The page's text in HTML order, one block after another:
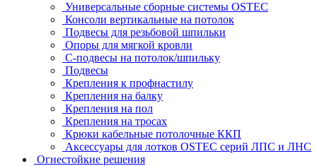
Универсальные сборные системы OSTEC
Консоли вертикальные на потолок
Подвесы для резьбовой шпильки
Опоры для мягкой кровли
С-подвесы на потолок/шпильку
Подвесы
Крепления к профнастилу
Крепления на балку
Крепления на пол
Крепления на тросах
Крюки кабельные потолочные ККП
Аксессуары для лотков OSTEC серий ЛПС и ЛНС
Огнестойкие решения